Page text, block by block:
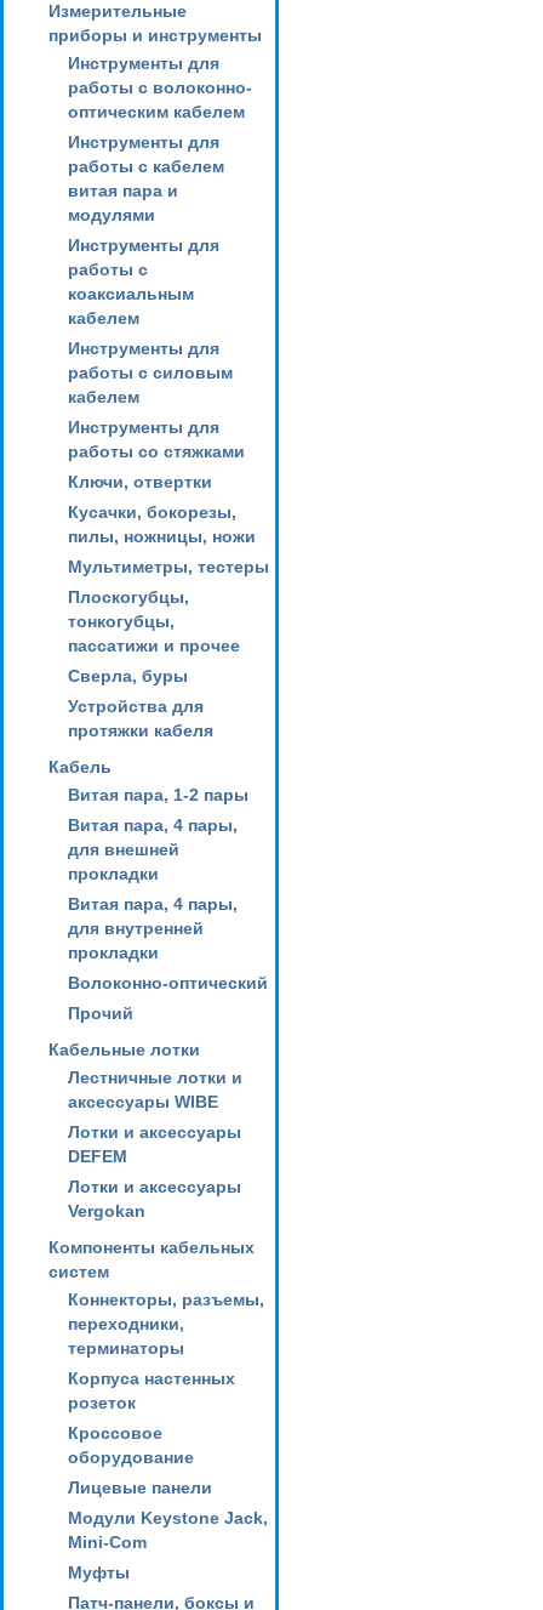
Измерительные
приборы и инструменты
Инструменты для
работы с волоконно-
оптическим кабелем
Инструменты для
работы с кабелем
витая пара и
модулями
Инструменты для
работы с
коаксиальным
кабелем
Инструменты для
работы с силовым
кабелем
Инструменты для
работы со стяжками
Ключи, отвертки
Кусачки, бокорезы,
пилы, ножницы, ножи
Мультиметры, тестеры
Плоскогубцы,
тонкогубцы,
пассатижи и прочее
Сверла, буры
Устройства для
протяжки кабеля
Кабель
Витая пара, 1-2 пары
Витая пара, 4 пары,
для внешней
прокладки
Витая пара, 4 пары,
для внутренней
прокладки
Волоконно-оптический
Прочий
Кабельные лотки
Лестничные лотки и
аксессуары WIBE
Лотки и аксессуары
DEFEM
Лотки и аксессуары
Vergokan
Компоненты кабельных
систем
Коннекторы, разъемы,
переходники,
терминаторы
Корпуса настенных
розеток
Кроссовое
оборудование
Лицевые панели
Модули Keystone Jack,
Mini-Com
Муфты
Патч-панели, боксы и